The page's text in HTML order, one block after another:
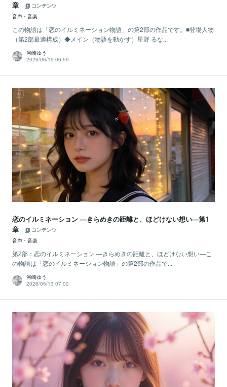
章
コンテンツ
音声・音楽
この物語は「恋のイルミネーション物語」の第2部の作品です。■登場人物
（第2部最適構成）◆メイン（物語を動かす）星野 るな...
河崎ゆう
2026/06/15 06:59
恋のイルミネーション ―きらめきの距離と、ほどけない想い―第1
章
コンテンツ
音声・音楽
第2部：恋のイルミネーション ―きらめきの距離と、ほどけない想い―こ
の物語は「恋のイルミネーション物語」の第2部の作品で...
河崎ゆう
2026/05/13 07:02